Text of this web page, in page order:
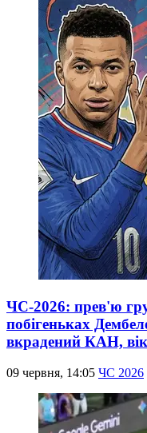
ЧС-2026: прев'ю
побігеньках
вкрадений КАН,
09 червня, 14:05 ЧС 2026